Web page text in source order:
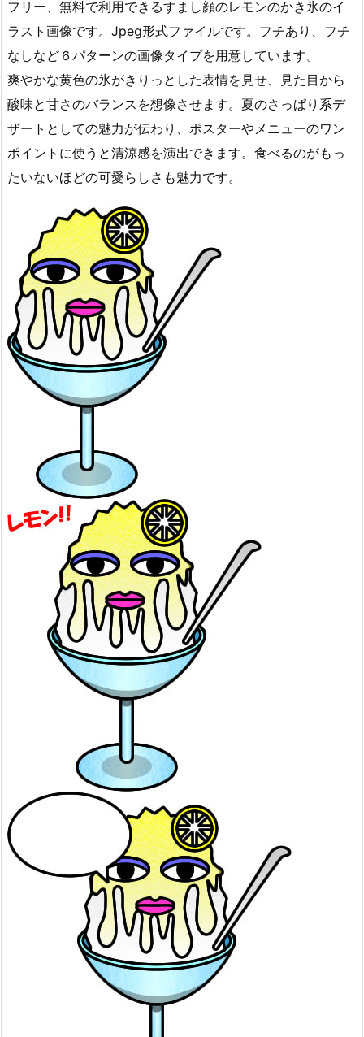
フリー、無料で利用できるすまし顔のレモンのかき氷のイ
ラスト画像です。Jpeg形式ファイルです。フチあり、フチ
なしなど６パターンの画像タイプを用意しています。
爽やかな黄色の氷がきりっとした表情を見せ、見た目から
酸味と甘さのバランスを想像させます。夏のさっぱり系デ
ザートとしての魅力が伝わり、ポスターやメニューのワン
ポイントに使うと清涼感を演出できます。食べるのがもっ
たいないほどの可愛らしさも魅力です。